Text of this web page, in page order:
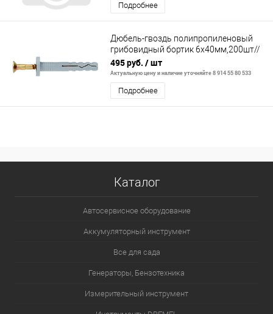
Подробнее
Дюбель-гвоздь полипропиленовый
грибовидный бортик 6х40мм,200шт//
СИБРТЕХ
495 руб. / шт
Актуальную цену и наличие уточняйте 8 914 55 80 533
Подробнее
Каталог
Автосервисное оборудование
Аккумуляторный инструмент
Все для сада
Генераторы, Бензотехника
Измерительный инструмент